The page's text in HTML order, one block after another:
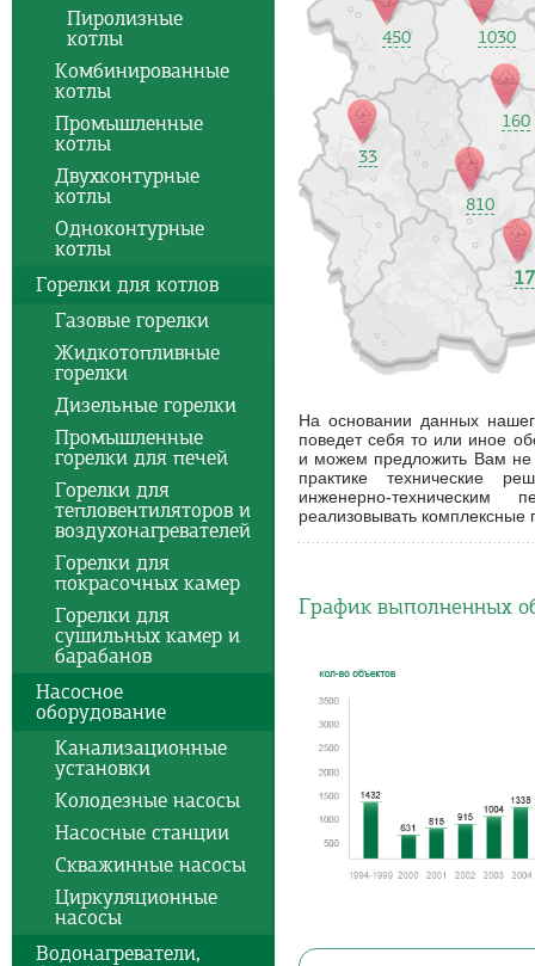
450
810
160
1030
33
На основании данных
поведет себя то или иное
и можем предложить Вам
практике технические
инженерно-
реализовывать
График выполненных
Пиролизные
котлы
Комбинированные
котлы
Промышленные
котлы
Двухконтурные
котлы
Одноконтурные
котлы
Горелки для котлов
Газовые горелки
Жидкотопливные
горелки
Дизельные горелки
Промышленные
горелки для печей
Горелки для
тепловентиляторов и
воздухонагревателей
Горелки для
покрасочных камер
Горелки для
сушильных камер и
барабанов
Насосное
оборудование
Канализационные
установки
Колодезные насосы
Насосные станции
Скважинные насосы
Циркуляционные
насосы
Водонагреватели,